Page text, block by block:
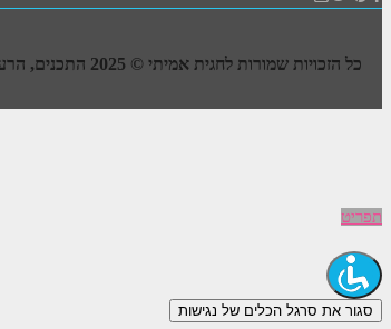
כל הזכויות שמורות לחגית אמיתי © 2025 התכנים, הרעיונות, השירותים, העבודות והעיצובים –
תפריט
סגור את סרגל הכלים של נגישות